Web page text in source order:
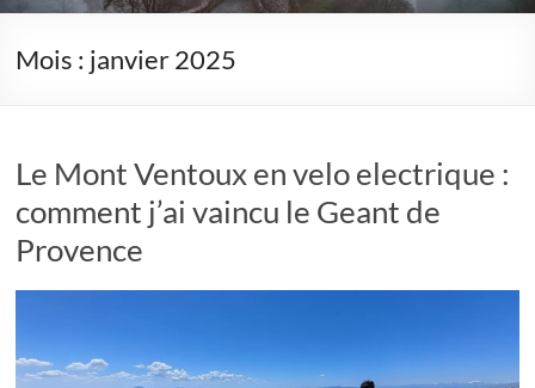
Mois : janvier 2025
Le Mont Ventoux en velo electrique :
comment j’ai vaincu le Geant de
Provence